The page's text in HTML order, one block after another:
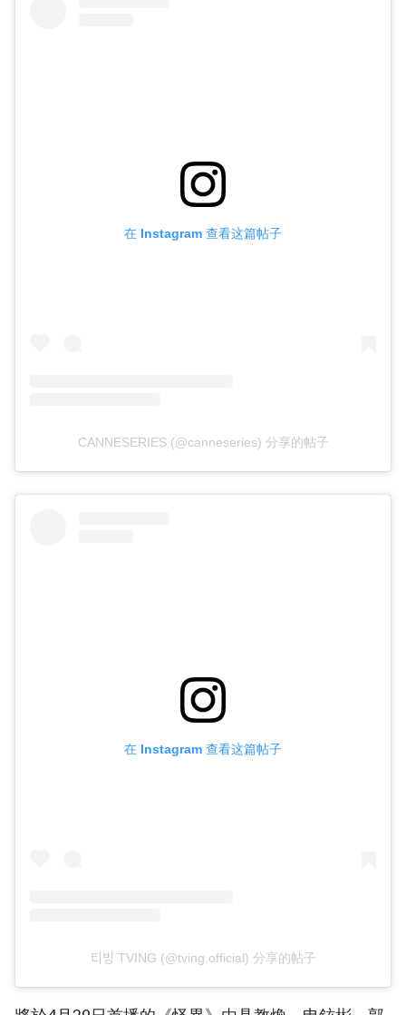
在 Instagram 查看这篇帖子
CANNESERIES (@canneseries) 分享的帖子
在 Instagram 查看这篇帖子
티빙 TVING (@tving.official) 分享的帖子